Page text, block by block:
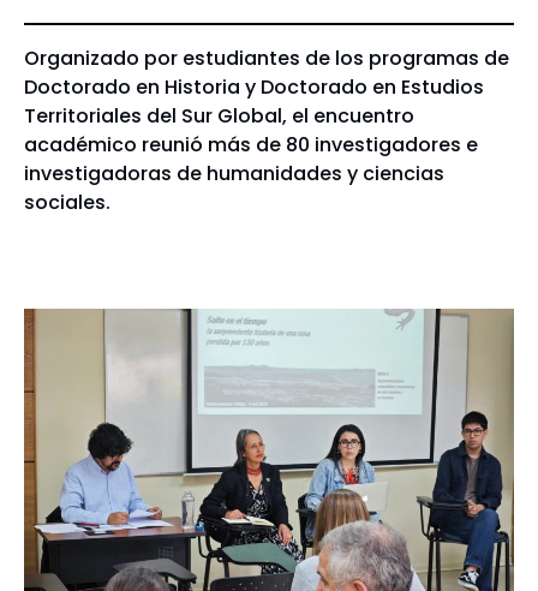
Organizado por estudiantes de los programas de
Doctorado en Historia y Doctorado en Estudios
Territoriales del Sur Global, el encuentro
académico reunió más de 80 investigadores e
investigadoras de humanidades y ciencias
sociales.